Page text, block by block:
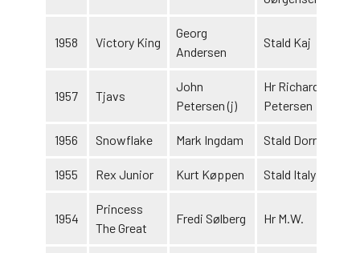
1958 Victory King
Georg
Andersen
Stald Kaj
1957 Tjavs
John
Petersen (j)
Hr Richardt
Petersen
1956 Snowflake Mark Ingdam Stald Dorrit
1955 Rex Junior Kurt Køppen Stald Italy
1954
Princess
The Great
Fredi Sølberg Hr M.W.